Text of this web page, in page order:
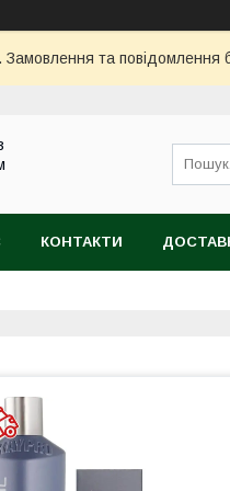
Замовлення та
КОНТАКТИ